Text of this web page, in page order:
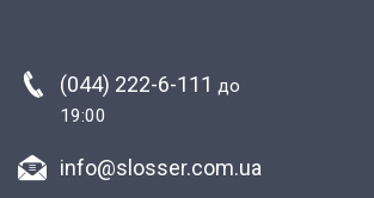
(044) 222-6-111 до
19:00
info@slosser.com.ua